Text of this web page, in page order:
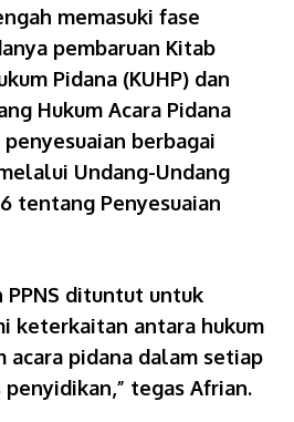
memasuki fase
pembaruan Kitab
Pidana (KUHP) dan
Hukum Acara Pidana
penyesuaian berbagai
Undang-Undang
tentang Penyesuaian
PPNS dituntut untuk
keterkaitan antara hukum
acara pidana dalam setiap
tegas Afrian.